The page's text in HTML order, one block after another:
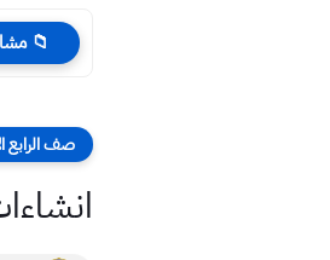
📁
صف الرابع